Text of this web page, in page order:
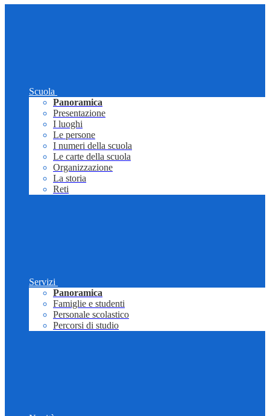
Scuola
Panoramica
Presentazione
I luoghi
Le persone
I numeri della scuola
Le carte della scuola
Organizzazione
La storia
Reti
Servizi
Panoramica
Famiglie e studenti
Personale scolastico
Percorsi di studio